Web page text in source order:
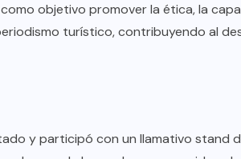
objetivo promover la ética, la
turístico, contribuyendo al
y participó con un llamativo stand